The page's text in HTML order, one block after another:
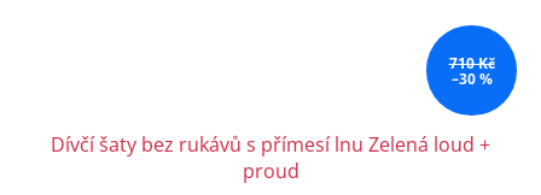
710 Kč
–30 %
Dívčí šaty bez rukávů s přímesí lnu Zelená loud +
proud